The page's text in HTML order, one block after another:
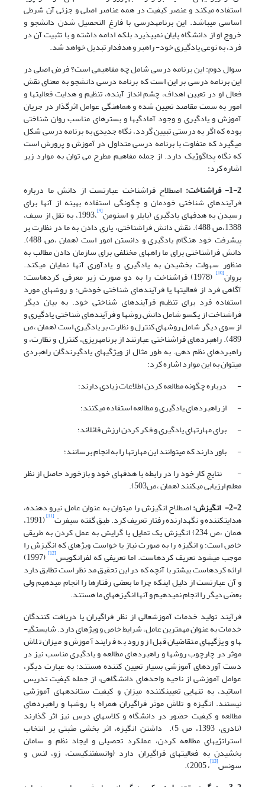
استفاده می­کند و عنصر کیفیت در همه عناصر اصلی و جزئی آن شرطی
اساسی می­باشد. این برنامه­درسی با فارغ التحصیل شدن دانشجو و
خروج او از دانشگاه پایان نمی­پذیرد بلکه ادامه داشته و با تثبیت آن در
فرد، به نوعی یادگیری خود- راهبر و هدفدار تبدیل خواهد شد.
سوال دوم: این برنامه درسی شامل چه مفاهیمی است؟ فرض اصلی در
این برنامه درسی بر این است که برنامه درسی دانشجو به معنای نقش
فعال او در تعیین اهداف، چشم انداز آینده، تنظیم و هدایت فعالیتها و
امور به سمت مقاصد تعیین شده و هماهنگی عوامل اثرگذار در جریان
آموزش و یادگیری و وجود آمادگیها و بسترهای مناسب روان شناختی
بوده که اگر به درستی تبیین گردد، نگاه جدیدی به برنامه درسی شکل
میگیرد که متفاوت با برنامه درسی متداول در آموزش و پرورش است
که نگاه پداگوژیک دارد. از جمله مفاهیم مطرح می توان به موارد زیر
اشاره کرد:
1-2- فراشناخت:
اصطلاح فراشناخت عبارتست از دانش ما درباره
فرآیندهای شناختی خودمان و چگونگی استفاده بهینه از آن­ها برای
رسیدن به هدف­های یادگیری (بایلر و اسنومن[9] ،1993، به نقل از سیف،
1388،ص 488). نقش دانش فراشناختی، یاری دادن به ما در نظارت بر
پیشرفت خود هنگام یادگیری و دانستن امور است (همان ،ص 488).
دانش فراشناختی برای ما راه­های مختلفی برای سازمان دادن مطالب به
منظور سهولت بخشیدن به یادگیری و یادآوری آن­ها نمایان می­کند.
بروان[10] (1978) فراشناخت را به دو صورت زیر معرفی کرده­است:
آگاهی فرد از فعالیت­ها یا فرآیندهای شناختی خودش؛ و روش­های مورد
استفاده فرد برای تنظیم فرآیندهای شناختی خود. به بیان دیگر
فراشناخت از یکسو شامل دانش روش­ها و فرآیندهای شناختی یادگیری و
از سوی دیگر شامل روش­های کنترل و نظارت بر یادگیری است (همان ،ص
489). راهبردهای فراشناختی عبارتند از برنامه­ریزی، کنترل و نظارت، و
راهبردهای نظم دهی. به طور مثال از ویژگی­های یادگیرندگان راهبردی
می­توان به این موارد اشاره کرد:
- درباره چگونه مطالعه کردن اطلاعات زیادی دارند؛
- از راهبردهای یادگیری و مطالعه استفاده می­کنند؛
- برای مهارت­های یادگیری و فکر کردن ارزش قائل­اند؛
- باور دارند که می­توانند این مهارت­ها را به انجام برسانند؛
- نتایج کار خود را در رابطه با هدف­های خود و بازخورد حاصل از نظر
معلم ارزیابی می­کنند (همان ،ص503).
2-2- انگیزش:
اصطلاح انگیزش را می­توان به عنوان عامل نیرو دهنده،
هدایت­کننده و نگهدارنده رفتار تعریف کرد. طبق گفته سیفرت[11] (1991،
همان ،ص 234) انگیزش یک تمایل یا گرایش به عمل کردن به طریقی
خاص است؛ و انگیزه را به صورت نیاز یا خواست ویژه­ای که انگیزش را
موجب می­شود تعریف کرده­است. اما تعریفی که لفرانکویس[12]
(1997)
ارائه کرده­است بیشتر با آنچه که در این تحقیق مد نظر است تطابق دارد
و آن عبارتست از دلیل اینکه چرا ما بعضی رفتارها را انجام می­دهیم ولی
بعضی دیگر را انجام نمی­دهیم و آن­ها انگیزه­های ما هستند.
فرآیند تولید خدمات آموزش­عالی از نظر فراگیران یا دریافت کنندگان
خدمات به عنوان مهمترین عامل، شرایط خاص و ویژه­ای دارد. شایستگی­
ها و ویژگی­های متقاضیان قبل از ورود به فرایند آموزش و میزان تلاش
موثر در چارچوب روش­ها و راهبردهای مطالعه و یادگیری مناسب نیز در
دست آوردهای آموزشی بسیار تعیین کننده هستند؛ به عبارت دیگر،
عوامل آموزشی از ناحیه واحدهای دانشگاهی، از جمله کیفیت تدریس
اساتید، به تنهایی تعیین­کننده میزان و کیفیت ستانده­های آموزشی
نیستند. انگیزه و تلاش موثر فراگیران همراه با روش­ها و راهبردهای
مطالعه و کیفیت حضور در دانشگاه و کلاس­های درس نیز اثر گذارند
(نادری، 1393، ص 5). داشتن انگیزه، اثر بخشی مثبتی بر انتخاب
استراتژی­های مطالعه کردن، عملکرد تحصیلی و ایجاد نظم و سامان
بخشیدن به فعالیت­های فراگیران دارد (وانسفتنکیست، زو، لنس و
سونس[13]
، 2005).